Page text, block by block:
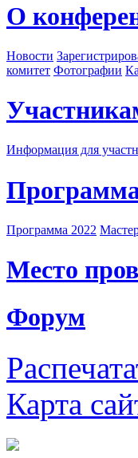
О
Новости
комитет Фотографии
Информация для
Программа 2022
Место
Форум
Карта